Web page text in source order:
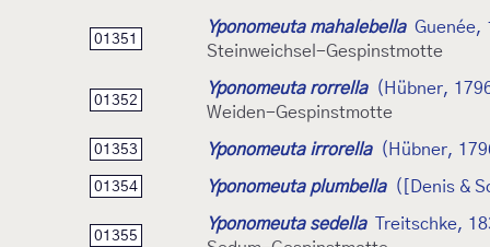
01351
Yponomeuta mahalebella Guenée,
Steinweichsel-Gespinstmotte
01352
Yponomeuta rorrella
(Hübner,
Weiden-Gespinstmotte
01353 Yponomeuta irrorella (Hübner,
01354 Yponomeuta plumbella ([Denis &
01355
Yponomeuta sedella
Treitschke,